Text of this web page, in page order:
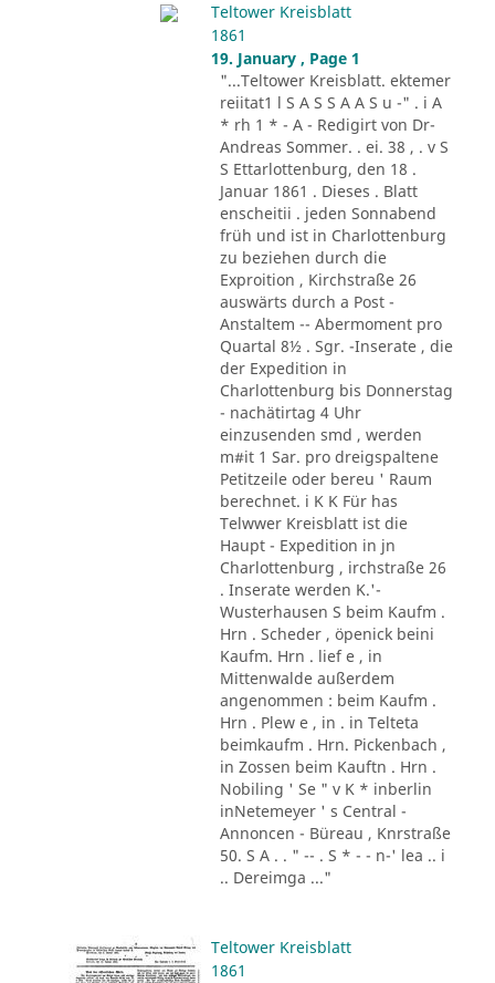
Teltower Kreisblatt
1861
19. January , Page 1
"...Teltower Kreisblatt. ektemer
reiitat1 l S A S S A A S u -" . i A
* rh 1 * - A - Redigirt von Dr-
Andreas Sommer. . ei. 38 , . v S
S Ettarlottenburg, den 18 .
Januar 1861 . Dieses . Blatt
enscheitii . jeden Sonnabend
früh und ist in Charlottenburg
zu beziehen durch die
Exproition , Kirchstraße 26
auswärts durch a Post -
Anstaltem -- Abermoment pro
Quartal 8½ . Sgr. -Inserate , die
der Expedition in
Charlottenburg bis Donnerstag
- nachätirtag 4 Uhr
einzusenden smd , werden
m#it 1 Sar. pro dreigspaltene
Petitzeile oder bereu ' Raum
berechnet. i K K Für has
Telwwer Kreisblatt ist die
Haupt - Expedition in jn
Charlottenburg , irchstraße 26
. Inserate werden K.'-
Wusterhausen S beim Kaufm .
Hrn . Scheder , öpenick beini
Kaufm. Hrn . lief e , in
Mittenwalde außerdem
angenommen : beim Kaufm .
Hrn . Plew e , in . in Telteta
beimkaufm . Hrn. Pickenbach ,
in Zossen beim Kauftn . Hrn .
Nobiling ' Se " v K * inberlin
inNetemeyer ' s Central -
Annoncen - Büreau , Knrstraße
50. S A . . " -- . S * - - n-' lea .. i
.. Dereimga ..."
Teltower Kreisblatt
1861